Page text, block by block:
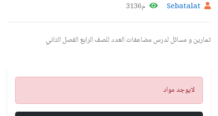
Sebatalat م3136
تمارين و مسائل لدرس مضاعفات العدد للصف الرابع الفصل الثاني
تنبيه
لايوجد مواد